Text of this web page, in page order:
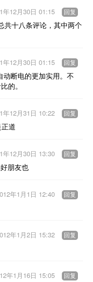
共十八条评论，其中两个
年12月30日 01:15 回复
断电的更加实用。不
的。
年12月30日 01:15 回复
道
年12月31日 10:22 回复
朋友也
年12月30日 13:30 回复
年1月1日 12:40 回复
年1月2日 15:32 回复
年1月16日 15:05 回复